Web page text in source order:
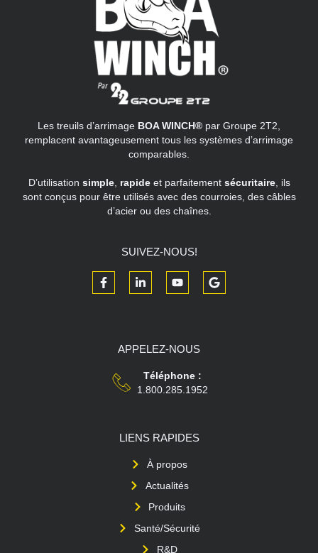
Les treuils d’arrimage BOA WINCH® par Groupe 2T2,
remplacent avantageusement tous les systèmes d’arrimage
comparables.
D’utilisation simple, rapideet parfaitement sécuritaire, ils
sont conçus pour être utilisés avec des courroies, des câbles
d’acier ou des chaînes.
SUIVEZ-NOUS!
APPELEZ-NOUS
Téléphone :
1.800.285.1952
LIENS RAPIDES
À propos
Actualités
Produits
Santé/Sécurité
R&D